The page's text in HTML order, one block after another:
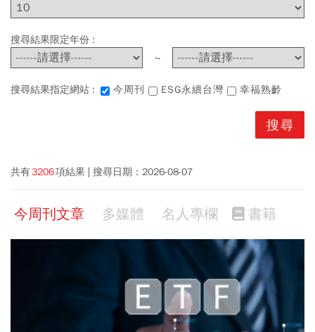
搜尋結果限定年份 :
~
搜尋結果指定網站 : 今周刊 ESG永續台灣 幸福熟齡
共有3206項結果 搜尋日期： 2026-08-07
今周刊文章 多媒體 名人專欄 書籍